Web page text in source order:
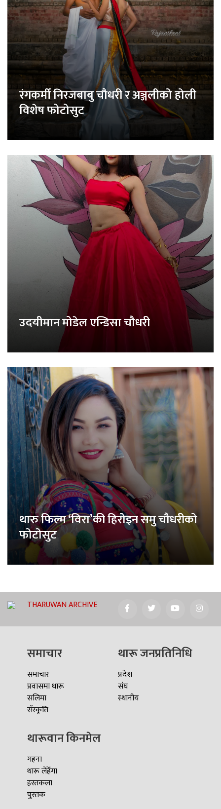
रंगकर्मी निरजबाबु चौधरी र अञ्जलीको होली
विशेष फोटोसुट
उदयीमान मोडेल एन्डिसा चौधरी
थारु फिल्म ‘विरा’की हिरोइन समु चौधरीको
फोटोसुट
THARUWAN ARCHIVE
समाचार
समाचार
प्रवासमा थारू
सलिमा
सँस्कृति
थारू जनप्रतिनिधि
प्रदेश
संघ
स्थानीय
थारूवान किनमेल
गहना
थारू लेहेँगा
हस्तकला
पुस्तक